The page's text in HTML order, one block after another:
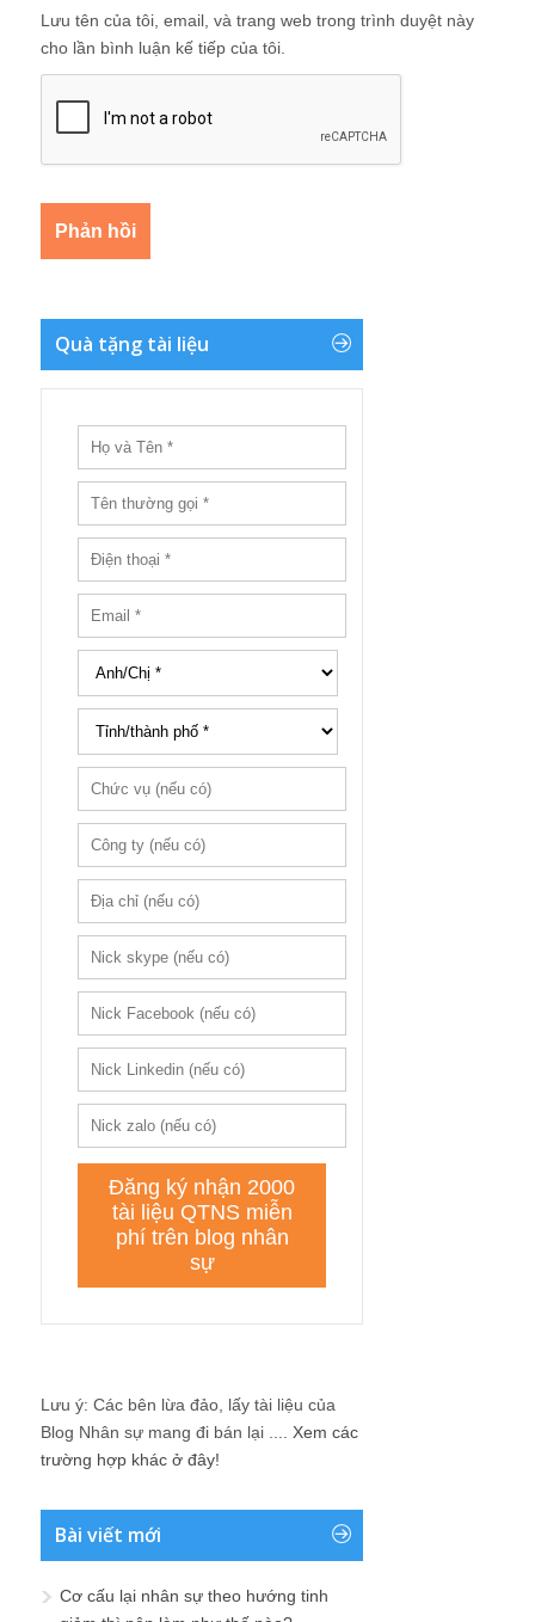
Lưu tên của tôi, email, và trang web trong trình duyệt này
cho lần bình luận kế tiếp của tôi.
Quà tặng tài liệu
Lưu ý: Các bên lừa đảo, lấy tài liệu của
Blog Nhân sự mang đi bán lại .... Xem các
trường hợp khác ở đây!
Bài viết mới
Cơ cấu lại nhân sự theo hướng tinh